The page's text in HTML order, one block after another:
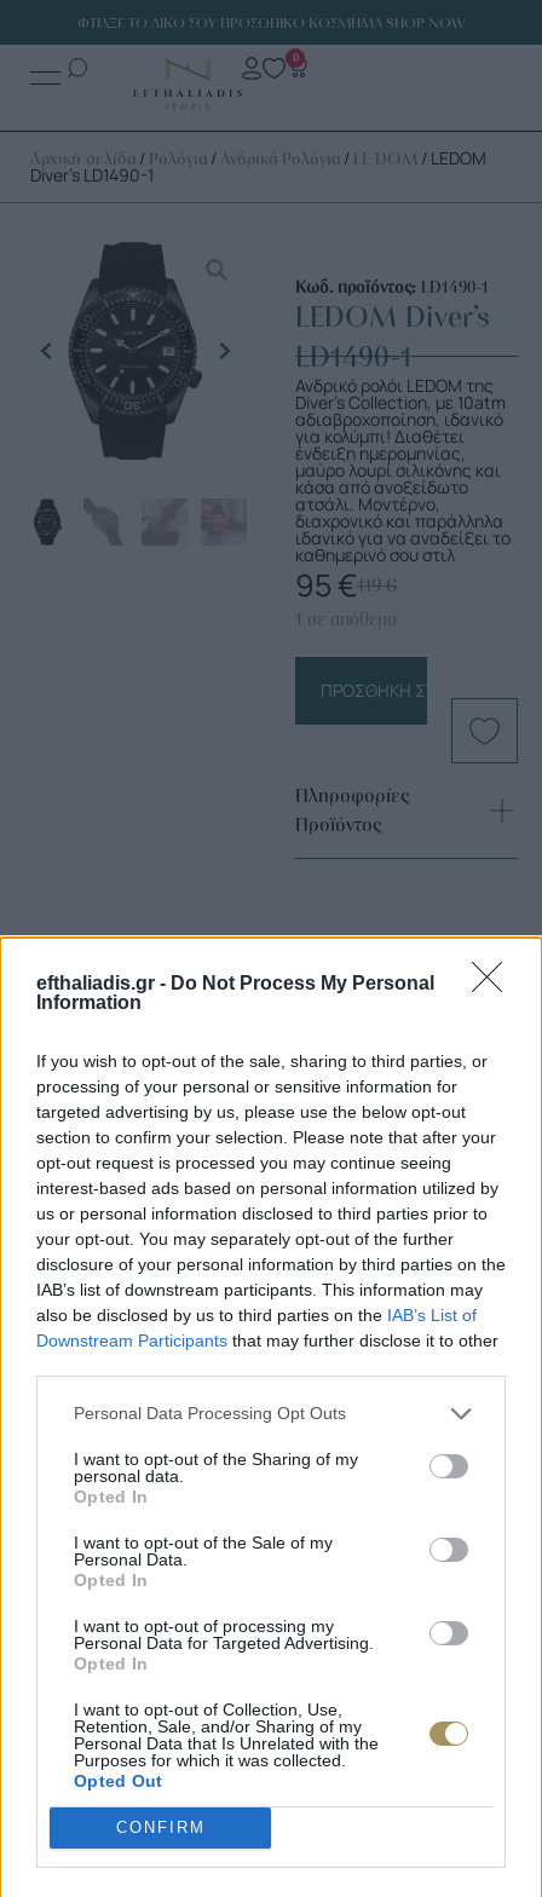
efthaliadis.gr - Do Not Process My Personal
Information
If you wish to opt-out of the sale, sharing to third parties, or
processing of your personal or sensitive information for
targeted advertising by us, please use the below opt-out
section to confirm your selection. Please note that after your
opt-out request is processed you may continue seeing
interest-based ads based on personal information utilized by
us or personal information disclosed to third parties prior to
your opt-out. You may separately opt-out of the further
disclosure of your personal information by third parties on the
IAB’s list of downstream participants. This information may
also be disclosed by us to third parties on the IAB’s List of
Downstream Participants that may further disclose it to other
Personal Data Processing Opt Outs
I want to opt-out of the Sharing of my
personal data.
Opted In
I want to opt-out of the Sale of my
Personal Data.
Opted In
I want to opt-out of processing my
Personal Data for Targeted Advertising.
Opted In
I want to opt-out of Collection, Use,
Retention, Sale, and/or Sharing of my
Personal Data that Is Unrelated with the
Purposes for which it was collected.
Opted Out
CONFIRM
ΦΤΙΑΞΕ ΤΟ ΔΙΚΟ ΣΟΥ ΠΡΟΣΩΠΙΚΟ ΚΟΣΜΗΜΑ SHOP NOW
0
Αρχική σελίδα / Ρολόγια / Ανδρικά Ρολόγια / LE DOM / LEDOM
Diver’s LD1490-1
Κωδ. προϊόντος: LD1490-1
LEDOM Diver’s
LD1490-1
Ανδρικό ρολόι LEDOM της
Diver’s Collection, με 10atm
αδιαβροχοποίηση, ιδανικό
για κολύμπι! Διαθέτει
ένδειξη ημερομηνίας,
μαύρο λουρί σιλικόνης και
κάσα από ανοξείδωτο
ατσάλι. Μοντέρνο,
διαχρονικό και παράλληλα
ιδανικό για να αναδείξει το
καθημερινό σου στιλ
119€
95 €
1 σε απόθεμα
ΠΡΟΣΘΉΚΗ ΣΤΟ ΚΑΛΆΘΙ
Πληροφορίες
Προϊόντος
Επιλογές Που Ταιριάζουν
Ανακαλύψτε τα κοσμήματα που αγαπήθηκαν περισσότερο!
Εδώ θα βρείτε τις κορυφαίες επιλογές που ξεχωρίζουν για
το μοναδικό τους στυλ και την εξαιρετική τους ποιότητα.
ΑΝΟΞΕΊΔΩΤΟ ΑΤΣΆΛΙ
134€